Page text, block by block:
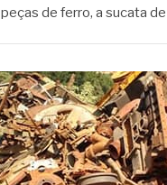
peças de ferro, a sucata